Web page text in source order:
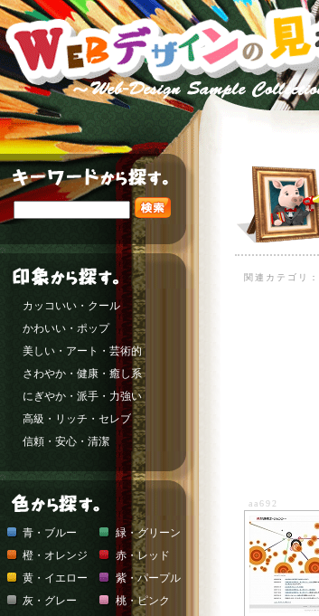
関連カテゴリ：
aa692
カッコいい・クール
かわいい・ポップ
美しい・アート・芸術的
さわやか・健康・癒し系
にぎやか・派手・力強い
高級・リッチ・セレブ
信頼・安心・清潔
青・ブルー
緑・グリーン
橙・オレンジ
赤・レッド
黄・イエロー
紫・パープル
灰・グレー
桃・ピンク